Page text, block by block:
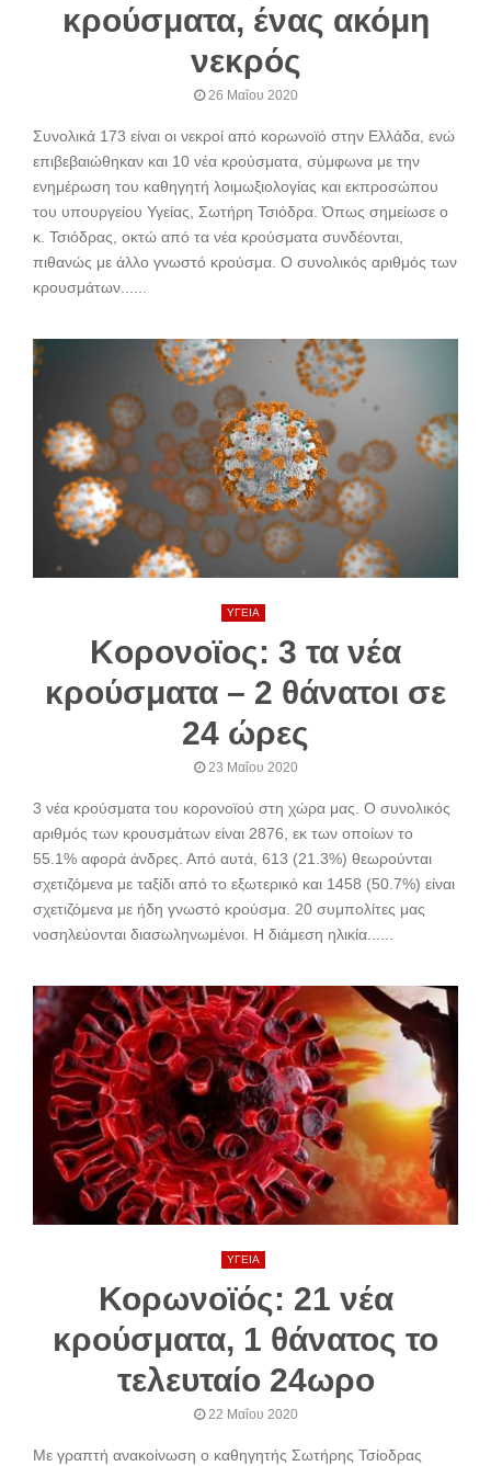
κρούσματα, ένας ακόμη
νεκρός
26 Μαΐου 2020
Συνολικά 173 είναι οι νεκροί από κορωνοϊό στην Ελλάδα, ενώ
επιβεβαιώθηκαν και 10 νέα κρούσματα, σύμφωνα με την
ενημέρωση του καθηγητή λοιμωξιολογίας και εκπροσώπου
του υπουργείου Υγείας, Σωτήρη Τσιόδρα. Όπως σημείωσε ο
κ. Τσιόδρας, οκτώ από τα νέα κρούσματα συνδέονται,
πιθανώς με άλλο γνωστό κρούσμα. Ο συνολικός αριθμός των
κρουσμάτων......
ΥΓΕΙΑ
Kορονοϊος: 3 τα νέα
κρούσματα – 2 θάνατοι σε
24 ώρες
23 Μαΐου 2020
3 νέα κρούσματα του κορονοϊού στη χώρα μας. Ο συνολικός
αριθμός των κρουσμάτων είναι 2876, εκ των οποίων το
55.1% αφορά άνδρες. Από αυτά, 613 (21.3%) θεωρούνται
σχετιζόμενα με ταξίδι από το εξωτερικό και 1458 (50.7%) είναι
σχετιζόμενα με ήδη γνωστό κρούσμα. 20 συμπολίτες μας
νοσηλεύονται διασωληνωμένοι. Η διάμεση ηλικία......
ΥΓΕΙΑ
Κορωνοϊός: 21 νέα
κρούσματα, 1 θάνατος το
τελευταίο 24ωρο
22 Μαΐου 2020
Με γραπτή ανακοίνωση ο καθηγητής Σωτήρης Τσίοδρας